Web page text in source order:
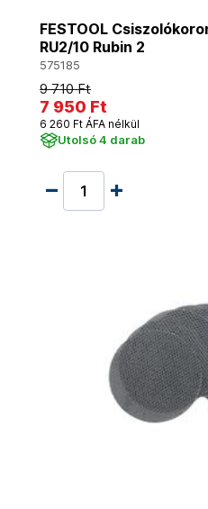
FESTOOL
RU2/10 Rubin 2
575185
9 710 Ft
7 950 Ft
6 260 Ft ÁFA nélkül
Utolsó 4 darab